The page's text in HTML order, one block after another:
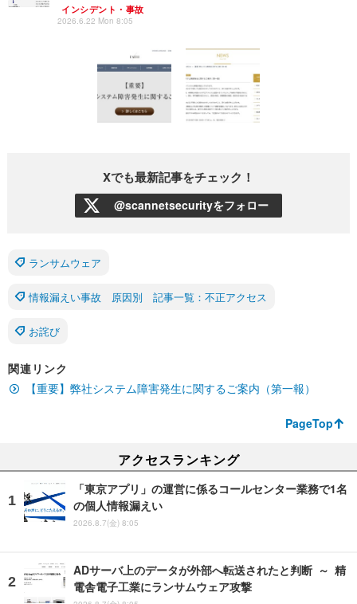
インシデント・事故
2026.6.22 Mon 8:05
Xでも最新記事をチェック！
@scannetsecurityをフォロー
ランサムウェア
情報漏えい事故 原因別 記事一覧：不正アクセス
お詫び
関連リンク
【重要】弊社システム障害発生に関するご案内（第一報）
PageTop
アクセスランキング
「東京アプリ」の運営に係るコールセンター業務で1名
の個人情報漏えい
2026.8.7(金) 8:05
ADサーバ上のデータが外部へ転送されたと判断 ～ 精
電舎電子工業にランサムウェア攻撃